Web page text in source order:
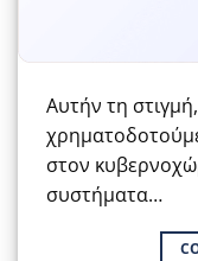
Αυτήν τη
στον
συστήματα…